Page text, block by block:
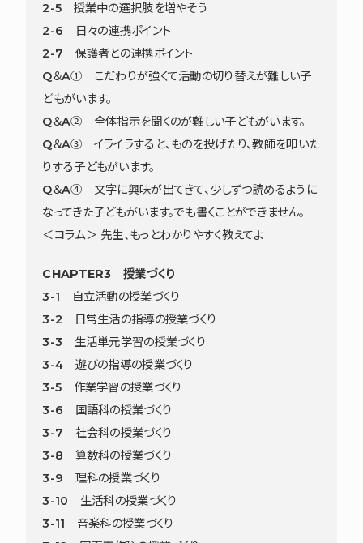
2-5 授業中の選択肢を増やそう
2-6 日々の連携ポイント
2-7 保護者との連携ポイント
Q＆A① こだわりが強くて活動の切り替えが難しい子
どもがいます。
Q＆A② 全体指示を聞くのが難しい子どもがいます。
Q＆A③ イライラすると、ものを投げたり、教師を叩いた
りする子どもがいます。
Q＆A④ 文字に興味が出てきて、少しずつ読めるように
なってきた子どもがいます。でも書くことができません。
＜コラム＞ 先生、もっとわかりやすく教えてよ
CHAPTER3 授業づくり
3-1 自立活動の授業づくり
3-2 日常生活の指導の授業づくり
3-3 生活単元学習の授業づくり
3-4 遊びの指導の授業づくり
3-5 作業学習の授業づくり
3-6 国語科の授業づくり
3-7 社会科の授業づくり
3-8 算数科の授業づくり
3-9 理科の授業づくり
3-10 生活科の授業づくり
3-11 音楽科の授業づくり